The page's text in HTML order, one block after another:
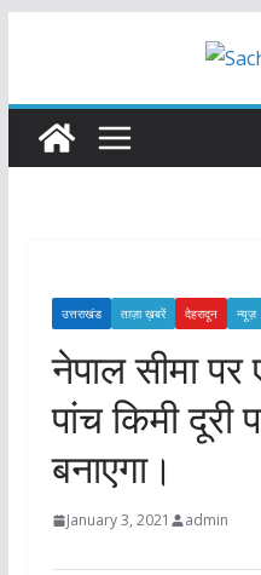
उत्तराखंड ताज़ा ख़बरें देहरादून न्यूज़
नेपाल सीमा
पांच किमी दूरी
बनाएगा।
January 3, 2021 admin